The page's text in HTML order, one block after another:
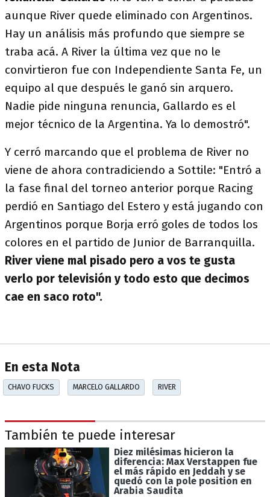
aunque River quede eliminado con Argentinos.
Hay un análisis más profundo que siempre se
traba acá. A River la última vez que no le
convirtieron fue con Independiente Santa Fe, un
equipo al que después le ganó sin arquero.
Nadie pide ninguna renuncia, Gallardo es el
mejor técnico de la Argentina. Ya lo demostró".
Y cerró marcando que el problema de River no
viene de ahora contradiciendo a Sottile: "Entró a
la fase final del torneo anterior porque Racing
perdió en Santiago del Estero y está jugando con
Argentinos porque Borja erró goles de todos los
colores en el partido de Junior de Barranquilla.
River viene mal pisado pero a vos te gusta
verlo por televisión y todo esto que decimos
cae en saco roto".
En esta Nota
CHAVO FUCKS MARCELO GALLARDO RIVER
También te puede interesar
Diez milésimas hicieron la
diferencia: Max Verstappen fue
el más rápido en Jeddah y se
quedó con la pole position en
Arabia Saudita